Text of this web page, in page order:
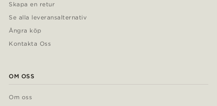
Skapa en retur
Se alla leveransalternativ
Ångra köp
Kontakta Oss
OM OSS
Om oss